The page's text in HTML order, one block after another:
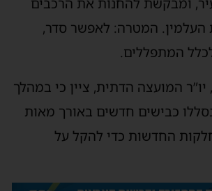
ומבקשת להחנות את הרכבים
המטרה: לאפשר סדר,
המתפללים.
המועצה הדתית, ציין כי במהלך
כבישים חדשים באורך מאות
החדשות כדי להקל על